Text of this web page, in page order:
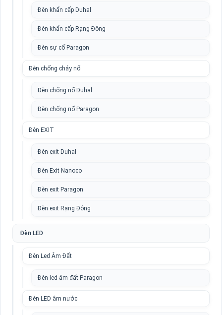
Đèn khẩn cấp Duhal
Đèn khẩn cấp Rạng Đông
Đèn sự cố Paragon
Đèn chống cháy nổ
Đèn chống nổ Duhal
Đèn chống nổ Paragon
Đèn EXIT
Đèn exit Duhal
Đèn Exit Nanoco
Đèn exit Paragon
Đèn exit Rạng Đông
Đèn LED
Đèn Led Âm Đất
Đèn led âm đất Paragon
Đèn LED âm nước